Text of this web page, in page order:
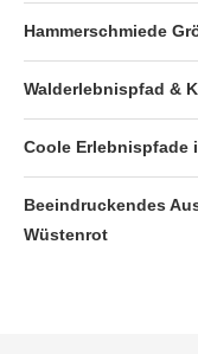
Hammerschmiede
Walderlebnispfad &
Coole Erlebnispfade
Beeindruckendes
Wüstenrot